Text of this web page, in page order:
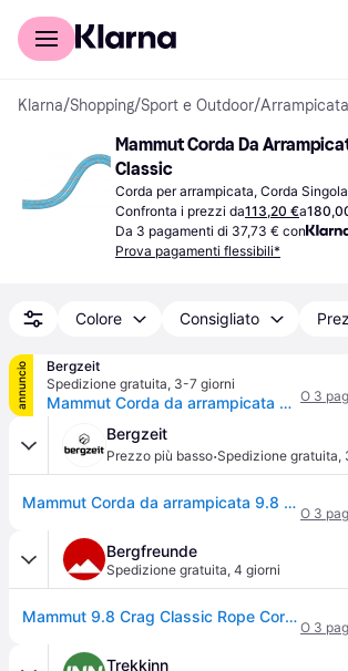
Per il tuo shopping
Klarna/Shopping/Sport e Outdoor/Arrampicata
Mammut Corda Da
Classic
Corda per arrampicata, Corda Singola
Confronta i prezzi da113,20 €a
Da 3 pagamenti di 37,73 € con
Prova pagamenti flessibili*
Colore Consigliato
annuncio
Bergzeit
Spedizione gratuita, 3-7 giorni
Mammut Corda da arrampicata 9.8 Crag Classic - Blu O 3
Bergzeit
Prezzo più basso·Spedizione gratuita,
Mammut Corda da arrampicata 9.8 Crag Classic - Blu
O 3
Bergfreunde
Spedizione gratuita, 4 giorni
Mammut 9.8 Crag Classic Rope Corda intera (70 m, blu) - Blu
O 3
Trekkinn